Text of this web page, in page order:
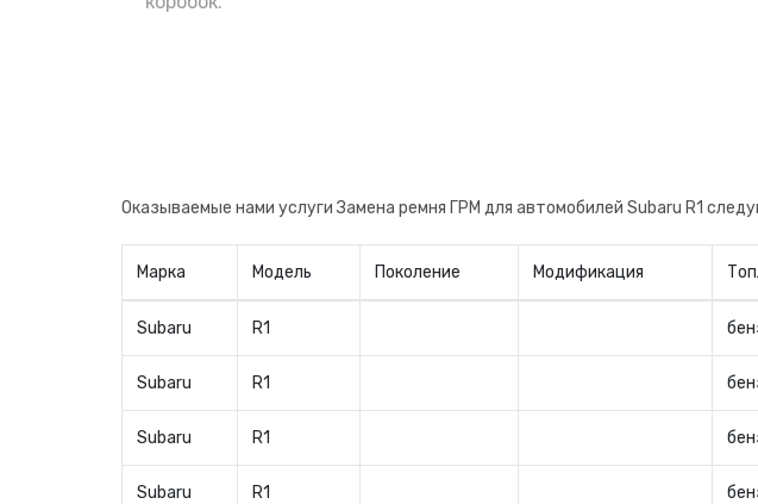
Оказываемые нами услуги Замена ремня ГРМ для автомобилей Subaru R1
Марка Модель Поколение Модификация
Subaru R1
Subaru R1
Subaru R1
Subaru R1